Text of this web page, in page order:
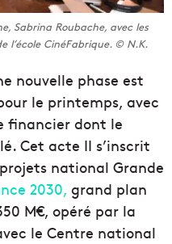
Sabrina Roubache, avec les
l’école CinéFabrique. © N.K.
nouvelle phase est
le printemps, avec
financier dont le
Cet acte II s’inscrit
national Grande
2030, grand plan
M€, opéré par la
le Centre national